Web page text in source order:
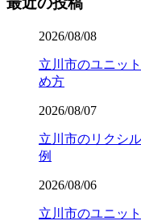
2026/08/08
立川市のユニッ
め方
2026/08/07
立川市のリクシ
例
2026/08/06
立川市のユニッ